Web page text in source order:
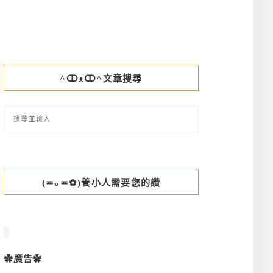
^ↀᴥↀ^文章搜尋
(≖ᴗ≖✿)養小人需要您的讚
✿廣告✿